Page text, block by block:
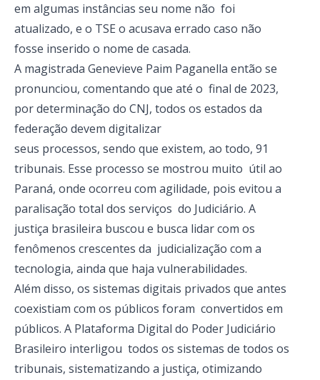
em algumas instâncias seu nome não foi
atualizado, e o TSE o acusava errado caso não
fosse inserido o nome de casada.
A magistrada Genevieve Paim Paganella então se
pronunciou, comentando que até o final de 2023,
por determinação do CNJ, todos os estados da
federação devem digitalizar
seus processos, sendo que existem, ao todo, 91
tribunais. Esse processo se mostrou muito útil ao
Paraná, onde ocorreu com agilidade, pois evitou a
paralisação total dos serviços do Judiciário. A
justiça brasileira buscou e busca lidar com os
fenômenos crescentes da judicialização com a
tecnologia, ainda que haja vulnerabilidades.
Além disso, os sistemas digitais privados que antes
coexistiam com os públicos foram convertidos em
públicos. A Plataforma Digital do Poder Judiciário
Brasileiro interligou todos os sistemas de todos os
tribunais, sistematizando a justiça, otimizando